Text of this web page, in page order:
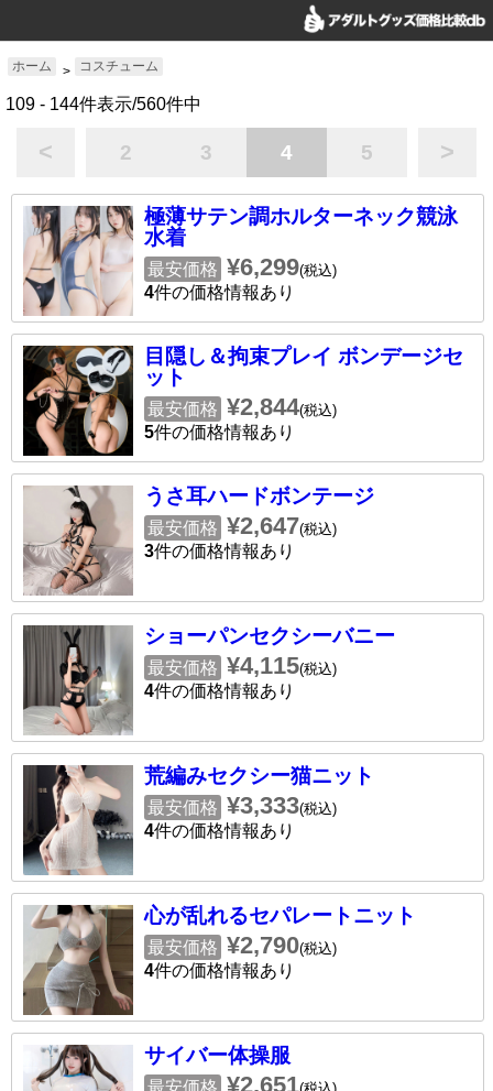
ホーム > コスチューム
109 - 144件表示/560件中
< 2 3 4 5 >
極薄サテン調ホルターネック競泳
水着
最安価格 ¥6,299(税込)
4件の価格情報あり
目隠し＆拘束プレイ ボンデージセ
ット
最安価格 ¥2,844(税込)
5件の価格情報あり
うさ耳ハードボンテージ
最安価格 ¥2,647(税込)
3件の価格情報あり
ショーパンセクシーバニー
最安価格 ¥4,115(税込)
4件の価格情報あり
荒編みセクシー猫ニット
最安価格 ¥3,333(税込)
4件の価格情報あり
心が乱れるセパレートニット
最安価格 ¥2,790(税込)
4件の価格情報あり
サイバー体操服
最安価格 ¥2,651